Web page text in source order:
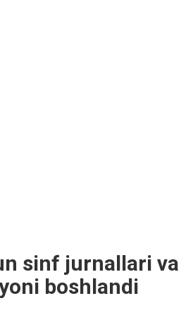
sinf jurnallari va
boshlandi